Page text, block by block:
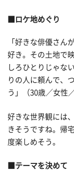
■ロケ地めぐり
「好きな俳優さん
好き。その土地で
しろひとりじゃな
りの人に頼んで、
う」（30歳／女性
好きな世界観には
きそうですね。帰
度楽しめそう。
■テーマを決めて